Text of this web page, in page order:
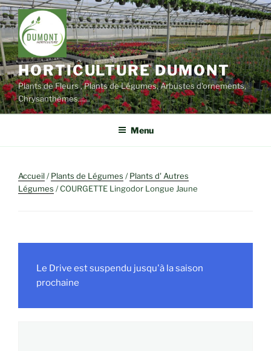
Aller
au
contenu
principal
HORTICULTURE DUMONT
Plants de Fleurs , Plants de Légumes, Arbustes d'ornements,
Chrysanthèmes……
Menu
Accueil/Plants de Légumes /Plants d' Autres
Légumes / COURGETTE Lingodor Longue Jaune
Le Drive est suspendu jusqu'à la saison
prochaine